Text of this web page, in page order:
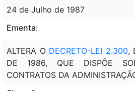
24 de Julho de 1987
Ementa:
ALTERA O DECRETO-LEI 2.300,
DE 1986, QUE DISPÕE
CONTRATOS DA